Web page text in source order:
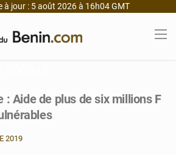
à jour : 5 août 2026 à 16h04 GMT
: Aide de plus de six millions F
2019